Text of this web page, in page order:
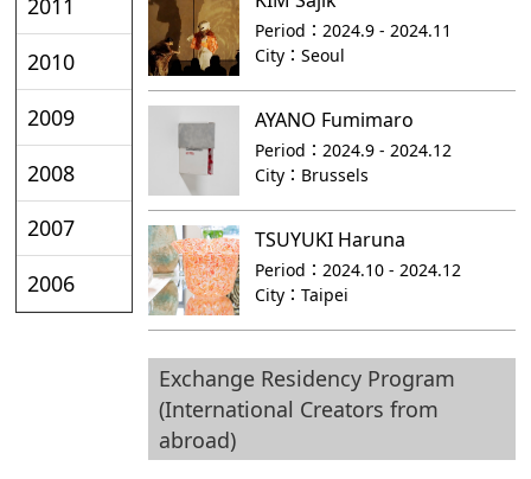
2011
2010
2009
2008
2007
2006
Period： 2024.9 - 2024.11
City：Seoul
AYANO Fumimaro
Period：2024.9 - 2024.12
City： Brussels
TSUYUKI Haruna
Period：2024.10 - 2024.12
City：Taipei
Exchange Residency Program
(International Creators from
abroad)